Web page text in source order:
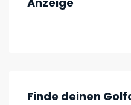
Finde deinen